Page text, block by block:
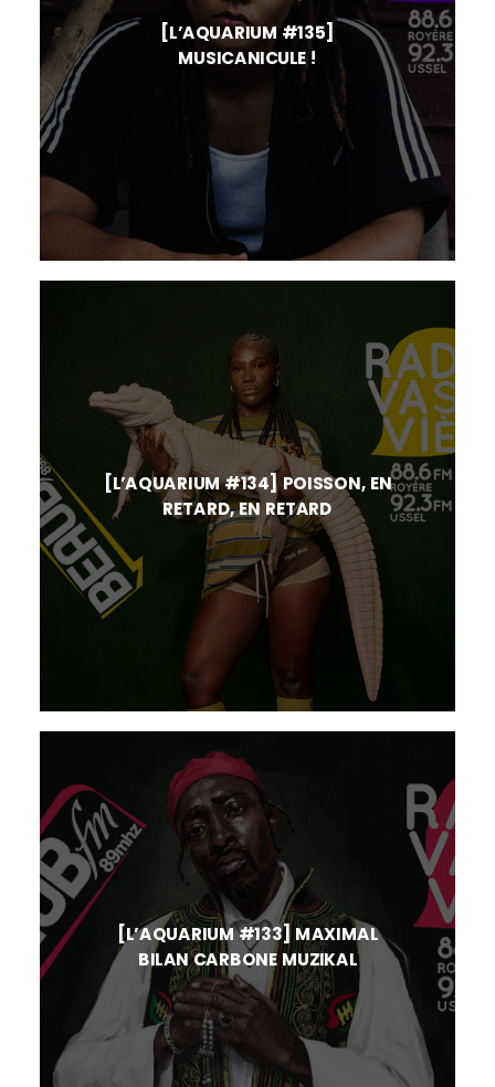
[L’AQUARIUM #135]
MUSICANICULE !
[L’AQUARIUM #134] POISSON, EN
RETARD, EN RETARD
[L’AQUARIUM #133] MAXIMAL
BILAN CARBONE MUZIKAL